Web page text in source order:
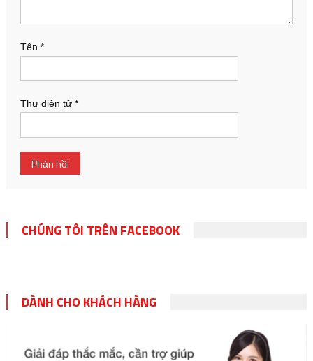
Tên *
Thư điện tử *
CHÚNG TÔI TRÊN FACEBOOK
DÀNH CHO KHÁCH HÀNG